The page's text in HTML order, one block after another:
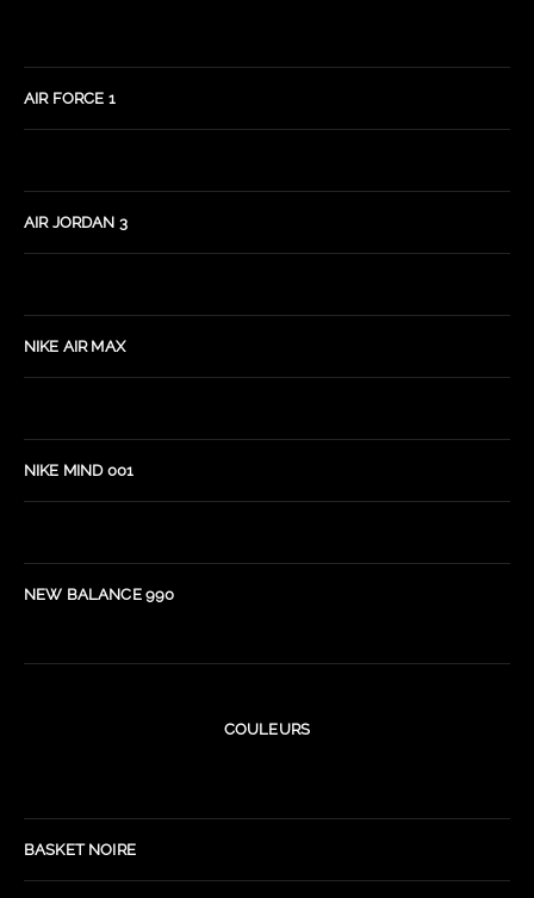
AIR FORCE 1
AIR JORDAN 3
NIKE AIR MAX
NIKE MIND 001
NEW BALANCE 990
COULEURS
BASKET NOIRE